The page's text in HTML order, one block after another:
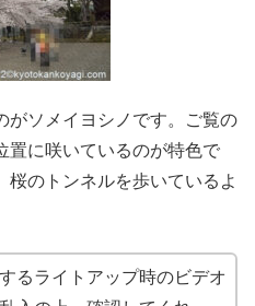
がソメイヨシノです。ご覧の
置に咲いているのが特色で
のトンネルを歩いているよ
るライトアップ時のビデオ